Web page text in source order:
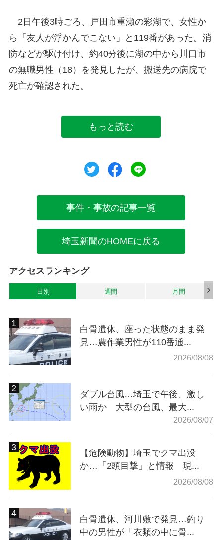
2日午後3時ごろ、戸田市重瀬の彩湖で、女性か
ら「友人が浮かんでこない」と119番があった。消
防などが駆け付け、約40分後に湖の中から川口市
の無職男性（18）を発見したが、搬送先の病院で
死亡が確認された。
もっと読む
ツイートシェア
事件・事故の記事一覧
埼玉新聞のHOMEに戻る
アクセスランキング
日別 週間 月間
白骨遺体、座った状態のまま発
見…農作業男性が110番通...
2026/08/08
ダブル台風…埼玉で午後、激し
い雨か 大型の台風、最大...
2026/08/07
【危険動物】埼玉でクマ出没
か…「2頭目撃」と情報 現...
2026/08/08
白骨遺体、河川敷で発見…釣り
中の男性が「衣類の中に骨...